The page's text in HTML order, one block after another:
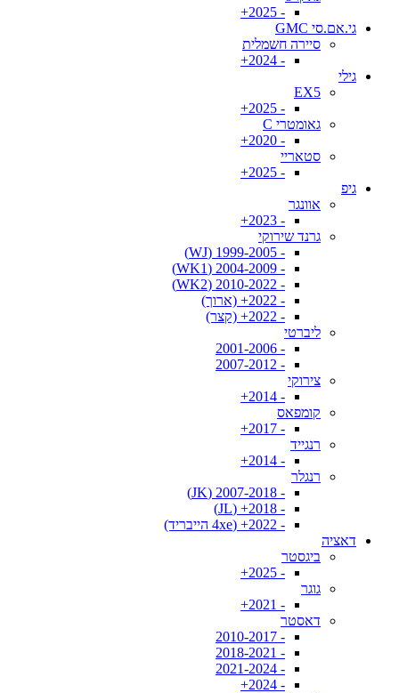
- 2025+
גי.אם.סי GMC
סיירה חשמלית
- 2024+
גילי
EX5
- 2025+
גאומטרי C
- 2020+
סטאריי
- 2025+
גיפ
אוונגר
- 2023+
גרנד שירוקי
- 1999-2005 (WJ)
- 2004-2009 (WK1)
- 2010-2022 (WK2)
- 2022+ (ארוך)
- 2022+ (קצר)
ליברטי
- 2001-2006
- 2007-2012
צירוקי
- 2014+
קומפאס
- 2017+
רנגייד
- 2014+
רנגלר
- 2007-2018 (JK)
- 2018+ (JL)
- 2022+ (4xe הייבריד)
דאציה
ביגסטר
- 2025+
גוגר
- 2021+
דאסטר
- 2010-2017
- 2018-2021
- 2021-2024
- 2024+